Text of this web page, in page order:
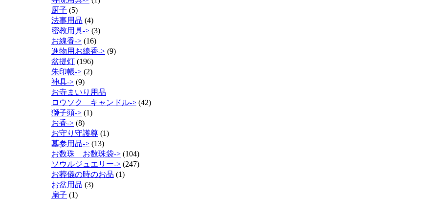
厨子 (5)
法事用品 (4)
密教用具-> (3)
お線香-> (16)
進物用お線香-> (9)
盆提灯 (196)
朱印帳-> (2)
神具-> (9)
お寺まいり用品
ロウソク キャンドル-> (42)
獅子頭-> (1)
お香-> (8)
お守り守護尊 (1)
墓参用品-> (13)
お数珠 お数珠袋-> (104)
ソウルジュエリー-> (247)
お葬儀の時のお品 (1)
お盆用品 (3)
扇子 (1)